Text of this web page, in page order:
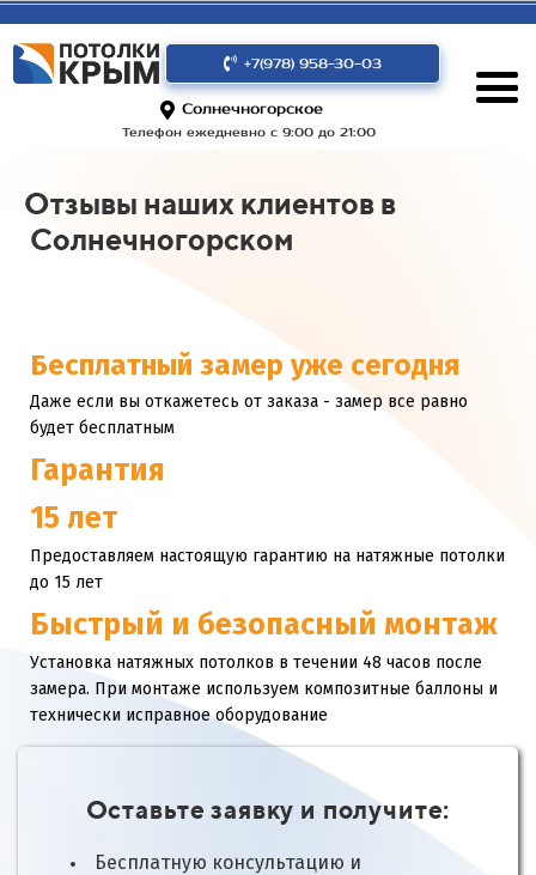
+7(978) 958-30-03
Солнечногорское
Телефон ежедневно с 9:00 до 21:00
Отзывы наших клиентов в
Солнечногорском
Бесплатный замер уже сегодня
Даже если вы откажетесь от заказа - замер все равно
будет бесплатным
Гарантия
15 лет
Предоставляем настоящую гарантию на натяжные потолки
до 15 лет
Быстрый и безопасный монтаж
Установка натяжных потолков в течении 48 часов после
замера. При монтаже используем композитные баллоны и
технически исправное оборудование
Оставьте заявку и получите:
Бесплатную консультацию и